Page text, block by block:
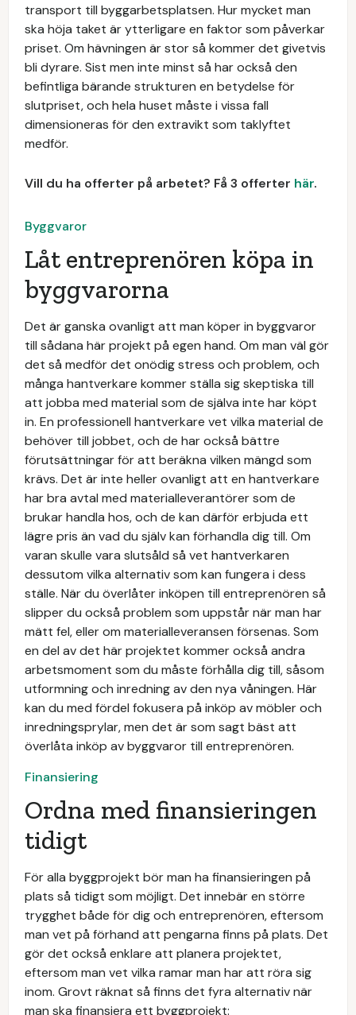
transport till byggarbetsplatsen. Hur mycket man
ska höja taket är ytterligare en faktor som påverkar
priset. Om hävningen är stor så kommer det givetvis
bli dyrare. Sist men inte minst så har också den
befintliga bärande strukturen en betydelse för
slutpriset, och hela huset måste i vissa fall
dimensioneras för den extravikt som taklyftet
medför.
Vill du ha offerter på arbetet? Få 3 offerter här.
Byggvaror
Låt entreprenören köpa in
byggvarorna
Det är ganska ovanligt att man köper in byggvaror
till sådana här projekt på egen hand. Om man väl gör
det så medför det onödig stress och problem, och
många hantverkare kommer ställa sig skeptiska till
att jobba med material som de själva inte har köpt
in. En professionell hantverkare vet vilka material de
behöver till jobbet, och de har också bättre
förutsättningar för att beräkna vilken mängd som
krävs. Det är inte heller ovanligt att en hantverkare
har bra avtal med materialleverantörer som de
brukar handla hos, och de kan därför erbjuda ett
lägre pris än vad du själv kan förhandla dig till. Om
varan skulle vara slutsåld så vet hantverkaren
dessutom vilka alternativ som kan fungera i dess
ställe. När du överlåter inköpen till entreprenören så
slipper du också problem som uppstår när man har
mätt fel, eller om materialleveransen försenas. Som
en del av det här projektet kommer också andra
arbetsmoment som du måste förhålla dig till, såsom
utformning och inredning av den nya våningen. Här
kan du med fördel fokusera på inköp av möbler och
inredningsprylar, men det är som sagt bäst att
överlåta inköp av byggvaror till entreprenören.
Finansiering
Ordna med finansieringen
tidigt
För alla byggprojekt bör man ha finansieringen på
plats så tidigt som möjligt. Det innebär en större
trygghet både för dig och entreprenören, eftersom
man vet på förhand att pengarna finns på plats. Det
gör det också enklare att planera projektet,
eftersom man vet vilka ramar man har att röra sig
inom. Grovt räknat så finns det fyra alternativ när
man ska finansiera ett byggprojekt: